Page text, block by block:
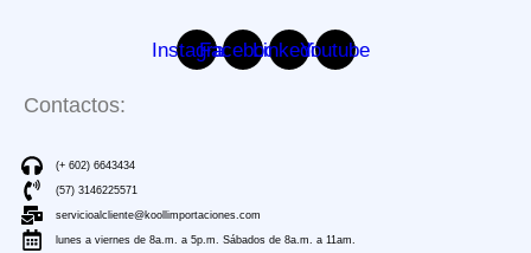
InstagramFacebookLinkedinYoutube
Contactos:
(+ 602) 6643434
(57) 3146225571
servicioalcliente@koollimportaciones.com
lunes a viernes de 8a.m. a 5p.m. Sábados de 8a.m. a 11am.